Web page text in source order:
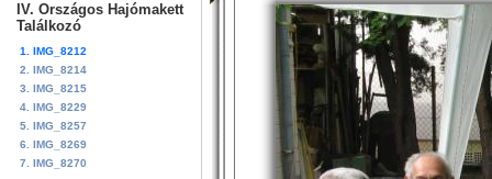
IV. Országos Hajómakett
Találkozó
1. IMG_8212
2. IMG_8214
3. IMG_8215
4. IMG_8229
5. IMG_8257
6. IMG_8269
7. IMG_8270